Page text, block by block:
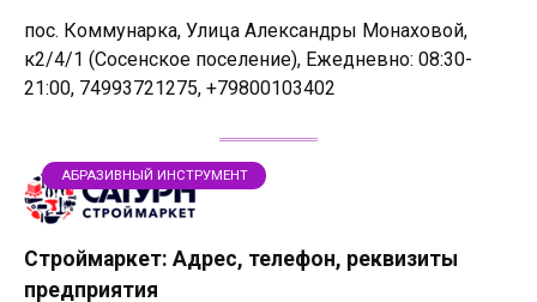
пос. Коммунарка, Улица Александры Монаховой,
к2/4/1 (Сосенское поселение), Ежедневно: 08:30-
21:00, 74993721275, +79800103402
АБРАЗИВНЫЙ ИНСТРУМЕНТ
Строймаркет: Адрес, телефон, реквизиты
предприятия